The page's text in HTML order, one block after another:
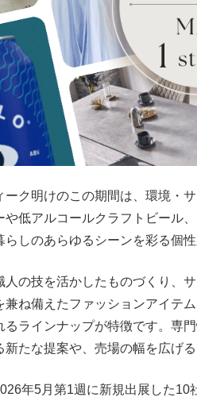
ーク明けのこの期間は、環境・
や低アルコールクラフトビール
らしのあらゆるシーンを彩る個
人の技を活かしたものづくり、
兼ね備えたファッションアイテ
るラインナップが特徴です。専
新たな提案や、売場の幅を広げ
年5月第1週に新規出展した